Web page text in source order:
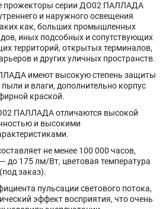
прожекторы серии ДО02 ПАЛЛАДА
и наружного освещения
как, больших промышленных
иных подсобных и сопутствующих
территорий, открытых терминалов,
и других уличных пространств.
имеют высокую степень защиты
и влаги, дополнительно корпус
краской.
ПАЛЛАДА отличаются высокой
и высокими
не менее 100 000 часов,
до 175 лм/Вт, цветовая температура
заказ).
пульсации светового потока,
эффект восприятия, что очень